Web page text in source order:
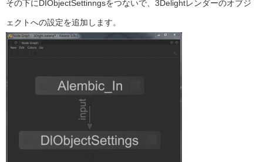
その下にDIObjectSettinngsをつないで、3Delightレンダーのオブジ
ェクトへの設定を追加します。